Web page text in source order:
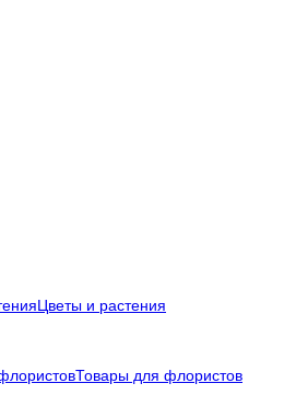
Цветы и растения
Товары для флористов